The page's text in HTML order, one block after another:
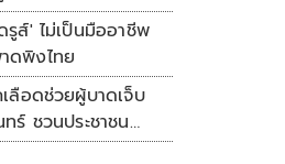
ส์' ไม่เป็นมืออาชีพ
ดพิงไทย
ลือดช่วยผู้บาดเจ็บ
ร์ ชวนประชาชน